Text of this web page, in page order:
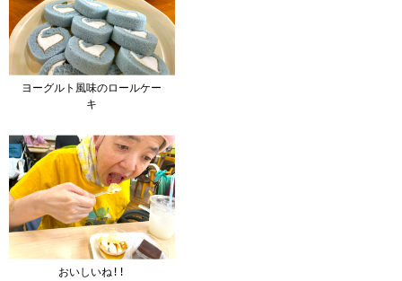
ヨーグルト風味のロールケー
キ
おいしいね!!